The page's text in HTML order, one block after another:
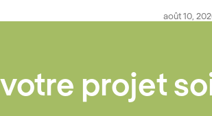
août 10,
projet